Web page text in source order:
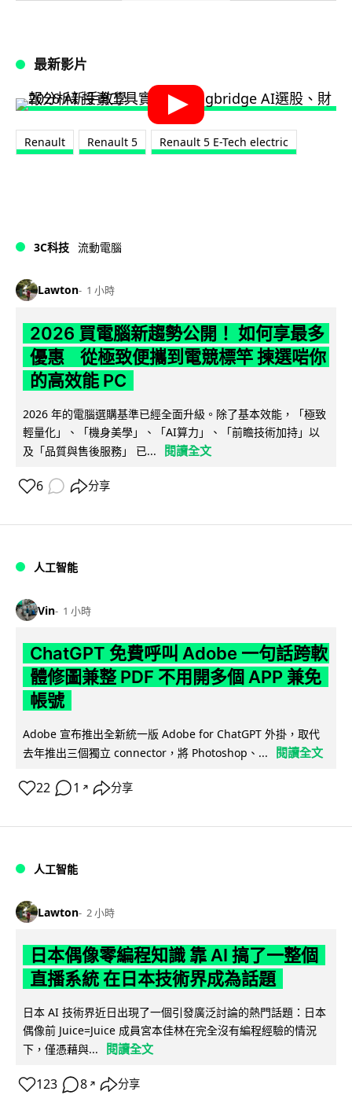
最新影片
Renault Renault 5 Renault 5 E-Tech electric
3C科技 流動電腦
Lawton 1 小時
2026 買電腦新趨勢公開！ 如何享最多
優惠 從極致便攜到電競標竿 揀選啱你
的高效能 PC
2026 年的電腦選購基準已經全面升級。除了基本效能，「極致
輕量化」、「機身美學」、「AI算力」、「前瞻技術加持」以
及「品質與售後服務」 已...
閱讀全文
6 分享
人工智能
Vin 1 小時
ChatGPT 免費呼叫 Adobe 一句話跨軟
體修圖兼整 PDF 不用開多個 APP 兼免
帳號
Adobe 宣布推出全新統一版 Adobe for ChatGPT 外掛，取代
去年推出三個獨立 connector，將 Photoshop、...
閱讀全文
22 1 ↗ 分享
人工智能
Lawton 2 小時
日本偶像零編程知識 靠 AI 搞了一整個
直播系統 在日本技術界成為話題
日本 AI 技術界近日出現了一個引發廣泛討論的熱門話題：日本
偶像前 Juice=Juice 成員宮本佳林在完全沒有編程經驗的情況
下，僅憑藉與...
閱讀全文
123 8 ↗ 分享